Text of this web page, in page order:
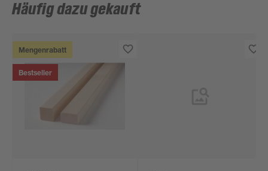
Häufig dazu gekauft
Mengenrabatt
Bestseller